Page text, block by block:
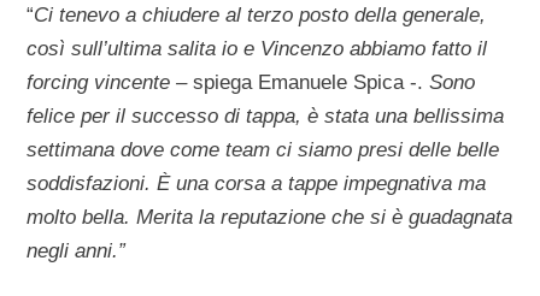
“Ci tenevo a chiudere al terzo posto della generale,
così sull’ultima salita io e Vincenzo abbiamo fatto il
forcing vincente –spiega Emanuele Spica -.Sono
felice per il successo di tappa, è stata una bellissima
settimana dove come team ci siamo presi delle belle
soddisfazioni. È una corsa a tappe impegnativa ma
molto bella. Merita la reputazione che si è guadagnata
negli anni.”